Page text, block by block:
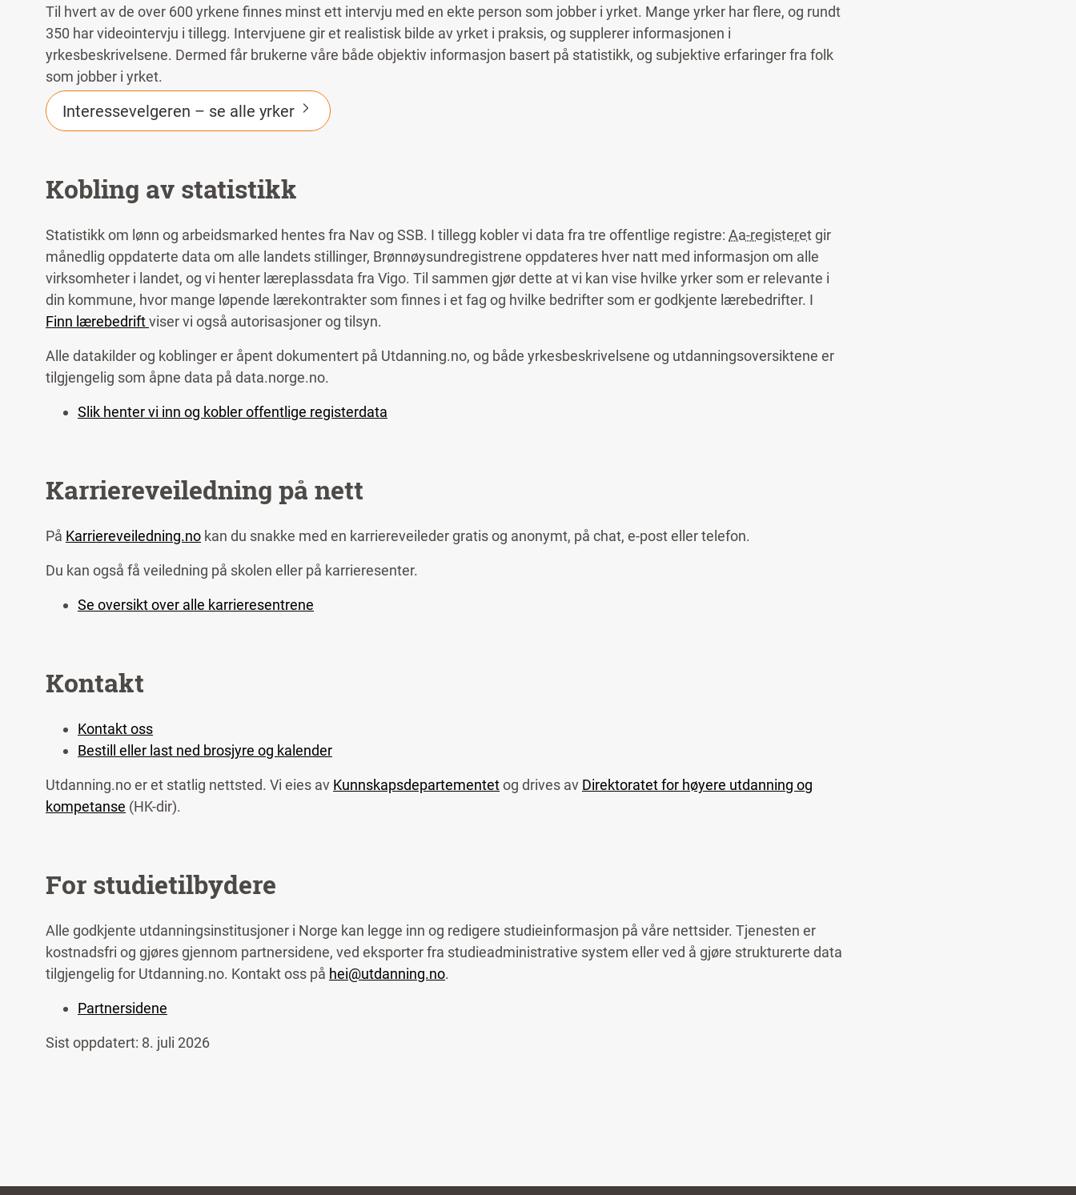
Til hvert av de over 600 yrkene finnes minst ett intervju med en ekte person som jobber i yrket. Mange yrker har flere, og rundt
350 har videointervju i tillegg. Intervjuene gir et realistisk bilde av yrket i praksis, og supplerer informasjonen i
yrkesbeskrivelsene. Dermed får brukerne våre både objektiv informasjon basert på statistikk, og subjektive erfaringer fra folk
som jobber i yrket.
Interessevelgeren – se alle yrker
Kobling av statistikk
Statistikk om lønn og arbeidsmarked hentes fra Nav og SSB. I tillegg kobler vi data fra tre offentlige registre: Aa-registeret gir
månedlig oppdaterte data om alle landets stillinger, Brønnøysundregistrene oppdateres hver natt med informasjon om alle
virksomheter i landet, og vi henter læreplassdata fra Vigo. Til sammen gjør dette at vi kan vise hvilke yrker som er relevante i
din kommune, hvor mange løpende lærekontrakter som finnes i et fag og hvilke bedrifter som er godkjente lærebedrifter. I
Finn lærebedriftviser vi også autorisasjoner og tilsyn.
Alle datakilder og koblinger er åpent dokumentert på Utdanning.no, og både yrkesbeskrivelsene og utdanningsoversiktene er
tilgjengelig som åpne data på data.norge.no.
Slik henter vi inn og kobler offentlige registerdata
Karriereveiledning på nett
På Karriereveiledning.no kan du snakke med en karriereveileder gratis og anonymt, på chat, e-post eller telefon.
Du kan også få veiledning på skolen eller på karrieresenter.
Se oversikt over alle karrieresentrene
Kontakt
Kontakt oss
Bestill eller last ned brosjyre og kalender
Utdanning.no er et statlig nettsted. Vi eies av Kunnskapsdepartementetog drives av Direktoratet for høyere utdanning og
kompetanse (HK-dir).
For studietilbydere
Alle godkjente utdanningsinstitusjoner i Norge kan legge inn og redigere studieinformasjon på våre nettsider. Tjenesten er
kostnadsfri og gjøres gjennom partnersidene, ved eksporter fra studieadministrative system eller ved å gjøre strukturerte data
tilgjengelig for Utdanning.no. Kontakt oss på hei@utdanning.no.
Partnersidene
Sist oppdatert: 8. juli 2026